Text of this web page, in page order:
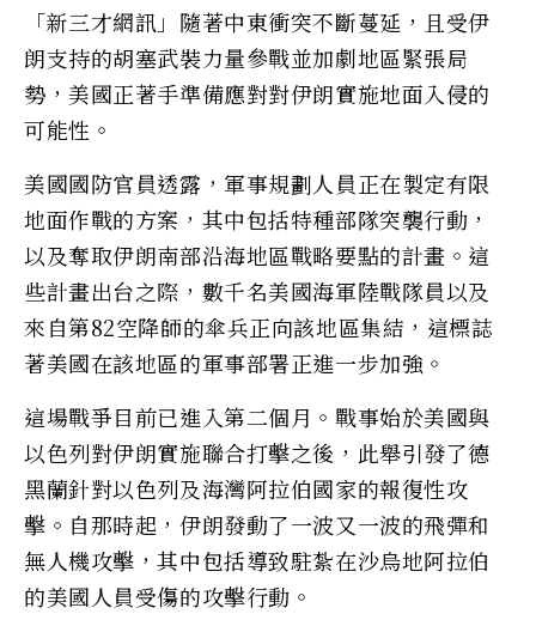
「新三才網訊」隨著中東衝突不斷蔓延，且受伊
朗支持的胡塞武裝力量參戰並加劇地區緊張局
勢，美國正著手準備應對對伊朗實施地面入侵的
可能性。
美國國防官員透露，軍事規劃人員正在製定有限
地面作戰的方案，其中包括特種部隊突襲行動，
以及奪取伊朗南部沿海地區戰略要點的計畫。這
些計畫出台之際，數千名美國海軍陸戰隊員以及
來自第82空降師的傘兵正向該地區集結，這標誌
著美國在該地區的軍事部署正進一步加強。
這場戰爭目前已進入第二個月。戰事始於美國與
以色列對伊朗實施聯合打擊之後，此舉引發了德
黑蘭針對以色列及海灣阿拉伯國家的報復性攻
擊。自那時起，伊朗發動了一波又一波的飛彈和
無人機攻擊，其中包括導致駐紮在沙烏地阿拉伯
的美國人員受傷的攻擊行動。